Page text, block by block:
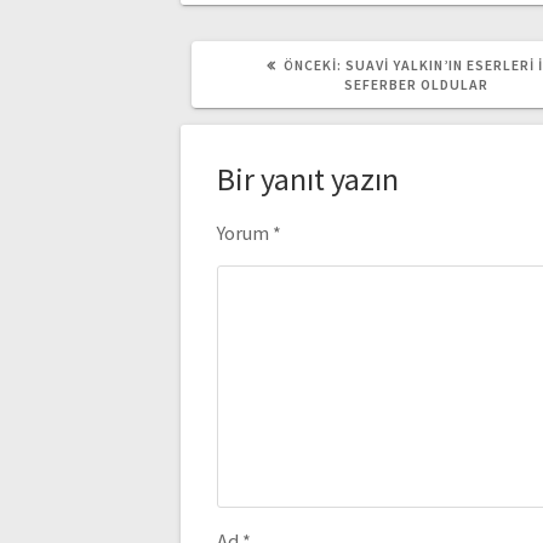
ÖNCEKI: ÖNCEKI
YAZI:
SUAVI YALKIN’IN ESERLERI
SEFERBER OLDULAR
Bir yanıt yazın
Yorum *